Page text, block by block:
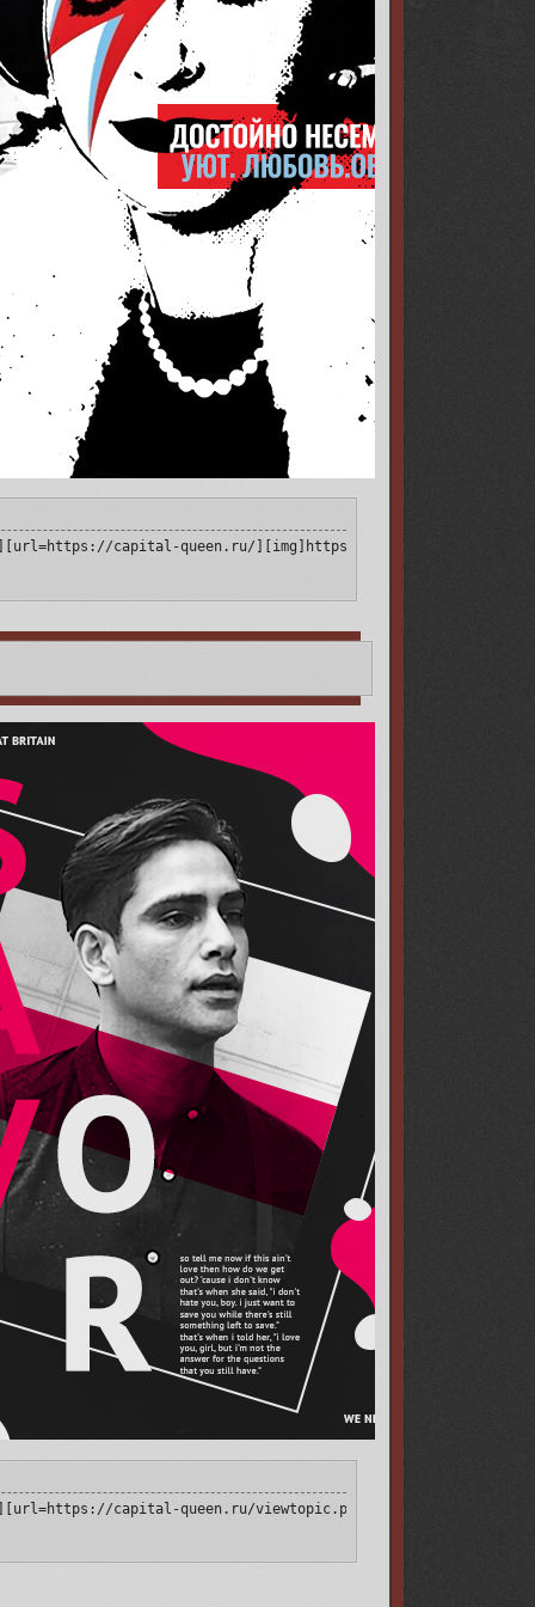
img][/url][/align]
capital-queen.ru/][img]https://upforme.ru/
upforme.ru/uploads/001a/b2/2a/9/133895.png[/
capital-queen.ru/